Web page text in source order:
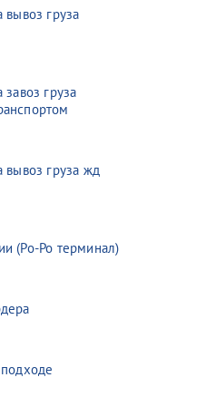
вывоз груза
груза
вывоз груза жд
(Ро-Ро терминал)